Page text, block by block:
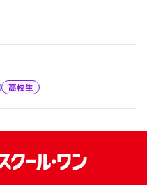
高校生